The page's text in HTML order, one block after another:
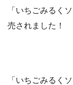
「いちごみるく
売されました！
「いちごみるく